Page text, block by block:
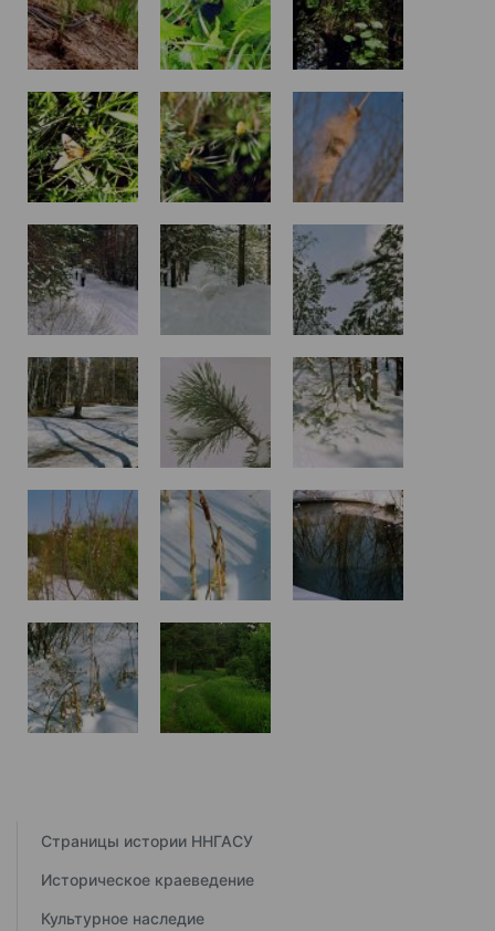
Страницы истории ННГАСУ
Историческое краеведение
Культурное наследие